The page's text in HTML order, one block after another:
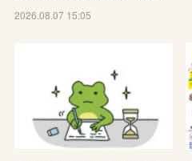
2026.08.07 15:05